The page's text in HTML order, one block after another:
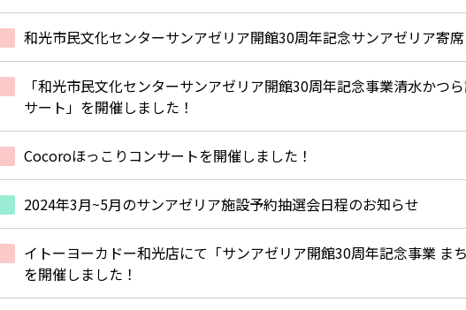
和光市民文化センターサンアゼリア開館30周年記念サンアゼリア寄
「和光市民文化センターサンアゼリア開館30周年記念事業清水か
サート」を開催しました！
Cocoroほっこりコンサートを開催しました！
2024年3月~5月のサンアゼリア施設予約抽選会日程のお知らせ
イトーヨーカドー和光店にて「サンアゼリア開館30周年記念事業 ま
を開催しました！